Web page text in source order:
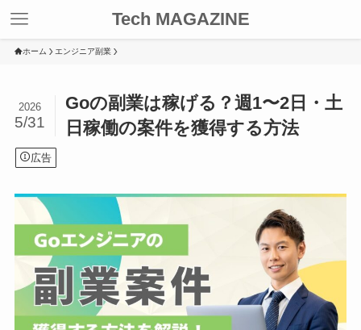
Tech MAGAZINE
ホーム エンジニア副業
Goの副業は稼げる？週1〜2日・土
日稼働の案件を獲得する方法
2026
5/31
広告